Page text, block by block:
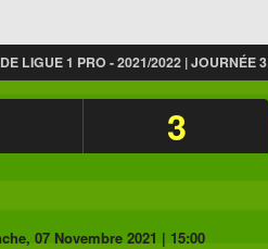
LIGUE 1 PRO - 2021/2022 | JOURNÉE 3
3
07 Novembre 2021 | 15:00